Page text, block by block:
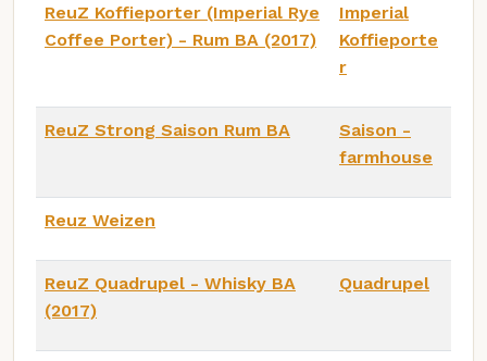
ReuZ Koffieporter (Imperial Rye
Coffee Porter) - Rum BA (2017)
Imperial
Koffieporte
r
ReuZ Strong Saison Rum BA
Saison -
farmhouse
Reuz Weizen
ReuZ Quadrupel - Whisky BA
(2017)
Quadrupel